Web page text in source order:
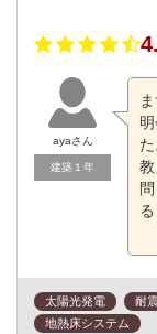
ayaさん
建築１年
太陽光発電 耐
地熱床システム